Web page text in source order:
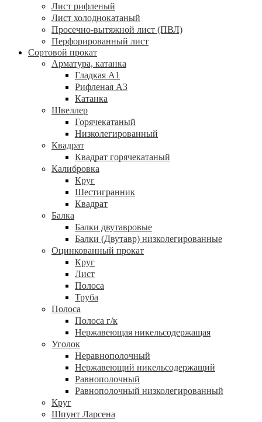
Лист рифленый
Лист холоднокатаный
Просечно-вытяжной лист (ПВЛ)
Перфорированный лист
Сортовой прокат
Арматура, катанка
Гладкая А1
Рифленая А3
Катанка
Швеллер
Горячекатаный
Низколегированный
Квадрат
Квадрат горячекатаный
Калибровка
Круг
Шестигранник
Квадрат
Балка
Балки двутавровые
Балки (Двутавр) низколегированные
Оцинкованный прокат
Круг
Лист
Полоса
Труба
Полоса
Полоса г/к
Нержавеющая никельсодержащая
Уголок
Неравнополочный
Нержавеющий никельсодержащий
Равнополочный
Равнополочный низколегированный
Круг
Шпунт Ларсена